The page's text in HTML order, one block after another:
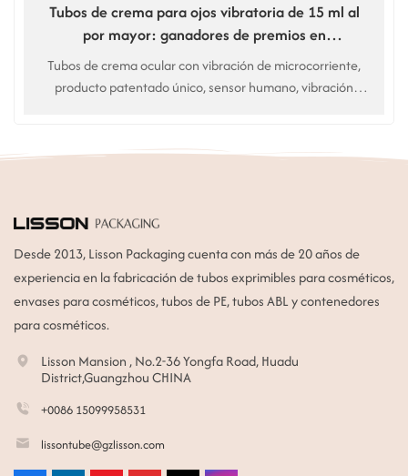
Tubos de crema para ojos vibratoria de 15 ml al
por mayor: ganadores de premios en
Norteamérica.
Tubos de crema ocular con vibración de microcorriente,
producto patentado único, sensor humano, vibración
Desde 2013, Lisson Packaging cuenta con más de 20 años de
experiencia en la fabricación de tubos exprimibles para cosméticos,
envases para cosméticos, tubos de PE, tubos ABL y contenedores
para cosméticos.
Lisson Mansion , No.2-36 Yongfa Road, Huadu
District,Guangzhou CHINA
+0086 15099958531
lissontube@gzlisson.com